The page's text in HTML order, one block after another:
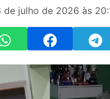
de julho de 2026 às